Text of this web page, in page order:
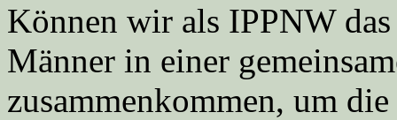
Können wir als IPPNW
Männer in einer
zusammenkommen, um